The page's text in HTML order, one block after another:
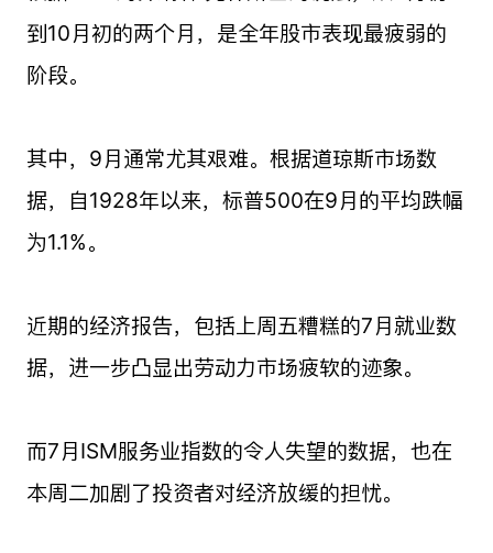
到10月初的两个月，是全年股市表现最疲弱的
阶段。
其中，9月通常尤其艰难。根据道琼斯市场数
据，自1928年以来，标普500在9月的平均跌幅
为1.1%。
近期的经济报告，包括上周五糟糕的7月就业数
据，进一步凸显出劳动力市场疲软的迹象。
而7月ISM服务业指数的令人失望的数据，也在
本周二加剧了投资者对经济放缓的担忧。